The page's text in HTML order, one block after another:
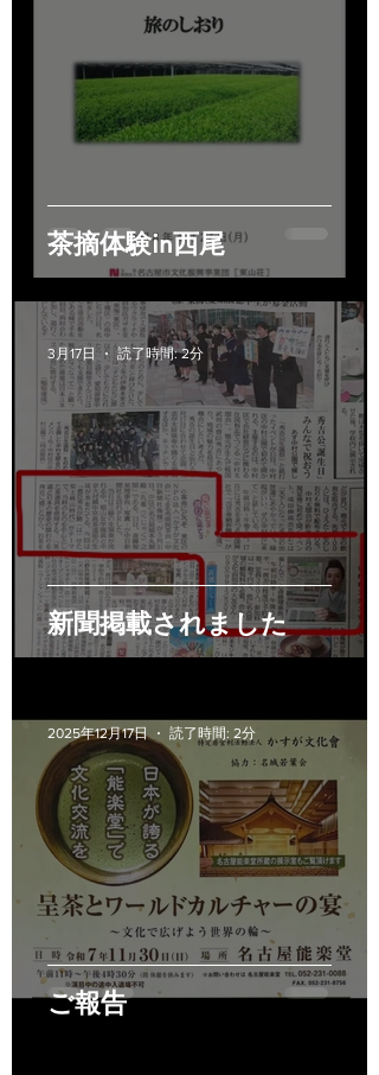
茶摘体験in西尾
新聞掲載されました
3月17日 読了時間: 2分
ご報告
2025年12月17日 読了時間: 2分